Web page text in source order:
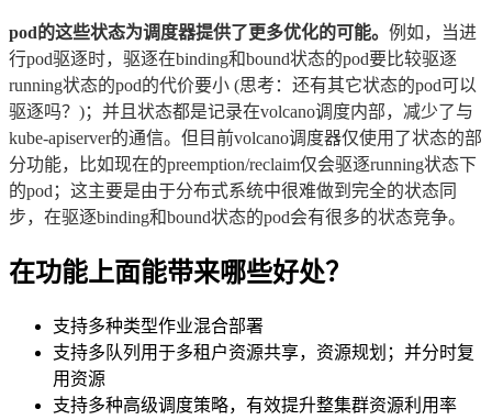
pod的这些状态为调度器提供了更多优化的可能。 例如，当进
行pod驱逐时，驱逐在binding和bound状态的pod要比较驱逐
running状态的pod的代价要小 (思考：还有其它状态的pod可以
驱逐吗？ )；并且状态都是记录在volcano调度内部，减少了与
kube-apiserver的通信。但目前volcano调度器仅使用了状态的部
分功能，比如现在的preemption/reclaim仅会驱逐running状态下
的pod ；这主要是由于分布式系统中很难做到完全的状态同
步，在驱逐binding和bound状态的pod会有很多的状态竞争。
在功能上面能带来哪些好处？
支持多种类型作业混合部署
支持多队列用于多租户资源共享，资源规划；并分时复
用资源
支持多种高级调度策略，有效提升整集群资源利用率